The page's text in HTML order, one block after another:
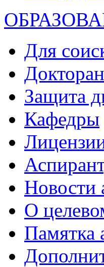
Для
Защита
Кафедры
Новости
О
Памятка